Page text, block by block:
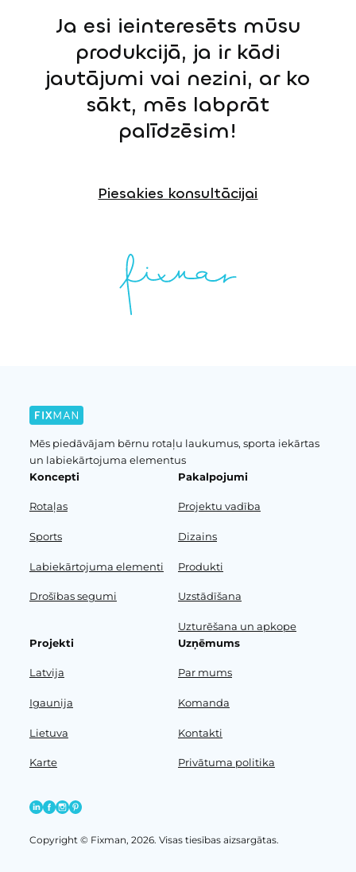
Ja esi ieinteresēts mūsu
produkcijā, ja ir kādi
jautājumi vai nezini, ar ko
sākt, mēs labprāt
palīdzēsim!
Piesakies konsultācijai
Mēs piedāvājam bērnu rotaļu laukumus, sporta iekārtas
un labiekārtojuma elementus
Koncepti
Rotaļas
Sports
Labiekārtojuma elementi
Drošības segumi
Pakalpojumi
Projektu vadība
Dizains
Produkti
Uzstādīšana
Uzturēšana un apkope
Projekti
Latvija
Igaunija
Lietuva
Karte
Uzņēmums
Par mums
Komanda
Kontakti
Privātuma politika
Copyright © Fixman, 2026. Visas tiesības aizsargātas.